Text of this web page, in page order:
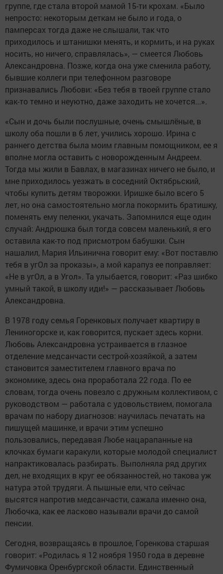
группе, где стала второй мамой 15-ти крохам. «Было
непросто: некоторым деткам не было и года, о
памперсах тогда даже не слышали, так что
приходилось и штанишки менять, и кормить, и на руках
носить, но ничего, справлялась», — смеется Любовь
Александровна. Позже, когда она уже сменила работу,
бывшие коллеги при телефонном разговоре
признавались Любови: «Без тебя в твоей группе стало
как-то темно и неуютно, даже заходить не хочется...».
«Сын и дочь были послушные, очень смышлёные, в
школу оба пошли в 6 лет, учились хорошо. Ирина с
раннего детства была моим главным помощником, ее я
вполне могла оставить с новорожденным Андреем.
Тогда мы жили в Бавлах, в магазинах ничего не было, и
мне приходилось уезжать в соседний Октябрьский,
чтобы купить детям творожки. Иришке было всего 5
лет, но она самостоятельно могла покормить братишку,
поменять ему пеленки, укачать. Запомнился еще один
случай: Андрюшка был тогда совсем маленький, я его
оставила как-то под присмотром бабушки. Сын
нашалил, Мария Ильинична говорит ему: «Вот поставлю
тебя в угОл за проказы», а мой карапуз ее поправляет:
«Не в угОл, а в Угол». Та улыбается, говорит: «Раз шибко
умный такой, в школу иди!» — рассказывает Любовь
Александровна.
В 1978 году семья Горенковых получает квартиру в
Лениногорске и, как говорится, пускает здесь корни.
Любовь Александровна устраивается в глазное
отделение медсанчасти сестрой-хозяйкой, а затем
становится заместителем главного врача по
экономике, здесь она проработала 22 года. По ее
словам, тогда очень повезло с дружным коллективом, с
руководством — работала с удовольствием, помогала
врачам по набору диагнозов: научилась печатать на
пишущей машинке, и врачи этим успешно
пользовались, передавая Любе нацарапанные на
клочках бумаги каракули, которые молодой специалист
напрактиковалась разбирать. Выполняла ряд других
дел, не входящих в круг ее обязанностей, но такова уж
натура этой трудяги. А пышные ели, что сейчас
высятся напротив медсанчасти, сажала именно она,
Любочка, как ее ласково называли врачи до самой
пенсии.
Сегодня, возвращаясь в прошлое, Горенкова старшая
говорит: «Родилась я 12 ноября 1950 года в деревне
Фумичовка Оренбургской области. Единственный